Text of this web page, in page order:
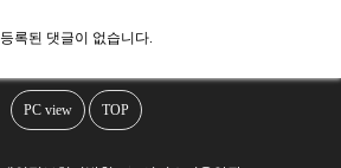
등록된 댓글이 없습니다.
PC view TOP